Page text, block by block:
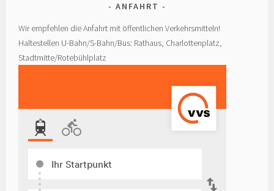
ANFAHRT
Wir empfehlen die Anfahrt mit öffentlichen Verkehrsmitteln!
Haltestellen U-Bahn/S-Bahn/Bus: Rathaus, Charlottenplatz,
Stadtmitte/Rotebühlplatz